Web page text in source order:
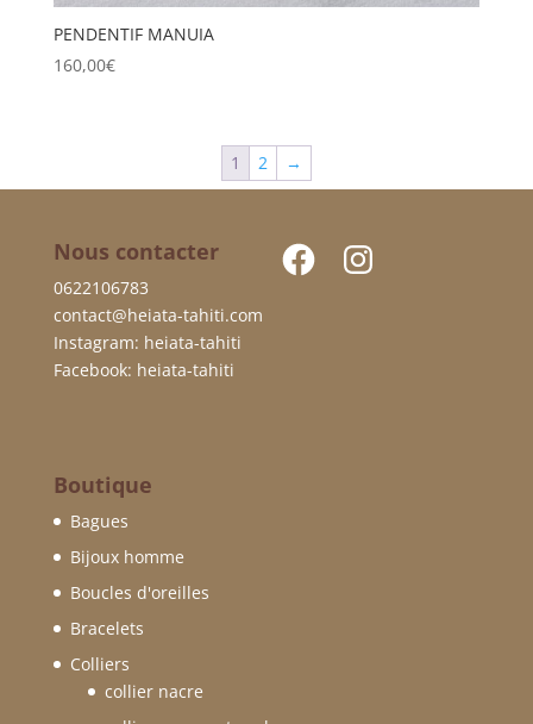
PENDENTIF MANUIA
160,00€
1 2 →
Nous contacter
0622106783
contact@heiata-tahiti.com
Instagram: heiata-tahiti
Facebook: heiata-tahiti
FacebookInstagram
Boutique
Bagues
Bijoux homme
Boucles d'oreilles
Bracelets
Colliers
collier nacre